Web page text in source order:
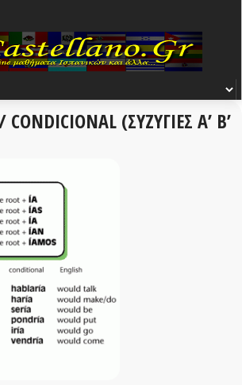
(ΣΥΖΥΓΙΕΣ Α’ Β’